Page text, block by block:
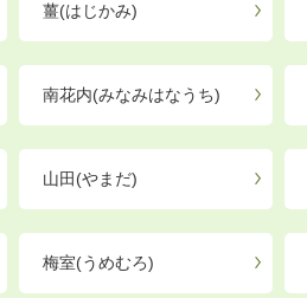
薑(はじかみ)
南花内(みなみはなうち)
山田(やまだ)
梅室(うめむろ)